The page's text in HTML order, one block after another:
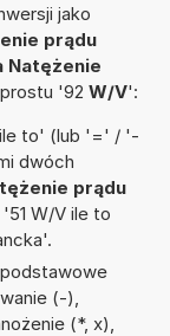
jako
prądu
Natężenie
'92 W/V':
to' (lub '=' / '-
dwóch
prądu
W/V ile to
(-),
(*, x),